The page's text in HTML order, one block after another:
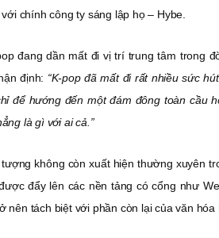
chính công ty sáng lập họ – Hybe.
đang dần mất đi vị trí trung tâm trong
định: “K-pop đã mất đi rất nhiều sức
để hướng đến một đám đông toàn cầu
là gì với ai cả.”
không còn xuất hiện thường xuyên
đẩy lên các nền tảng có cổng như
nên tách biệt với phần còn lại của văn hóa